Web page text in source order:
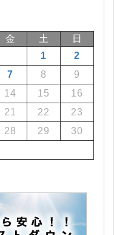
金 土 日
1
2
7 8
9
14 15
16
21 22
23
28 29
30